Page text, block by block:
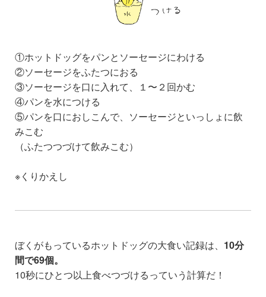
①ホットドッグをパンとソーセージにわける
②ソーセージをふたつにおる
③ソーセージを口に入れて、
１〜２回かむ
④パンを水につける
⑤パンを口におしこんで、 ソーセージといっしょに飲
みこむ
（ふたつつづけて飲みこむ）
※くりかえし
ぼくがもっているホットドッグの大食い記録は、 10分
間で69個。
10秒にひとつ以上食べつづけるっていう計算だ！